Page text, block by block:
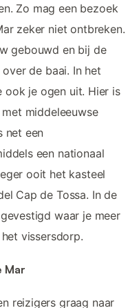
Zo mag een bezoek
zeker niet ontbreken.
gebouwd en bij de
de baai. In het
ook je ogen uit. Hier is
middeleeuwse
net een
een nationaal
ooit het kasteel
Cap de Tossa. In de
waar je meer
vissersdorp.
Mar
reizigers graag naar